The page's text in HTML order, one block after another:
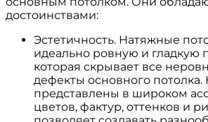
достоинствами:
Эстетичность. Натяжные
идеально ровную и гладкую
которая скрывает все
дефекты основного потолка.
представлены в широком
цветов, фактур, оттенков и